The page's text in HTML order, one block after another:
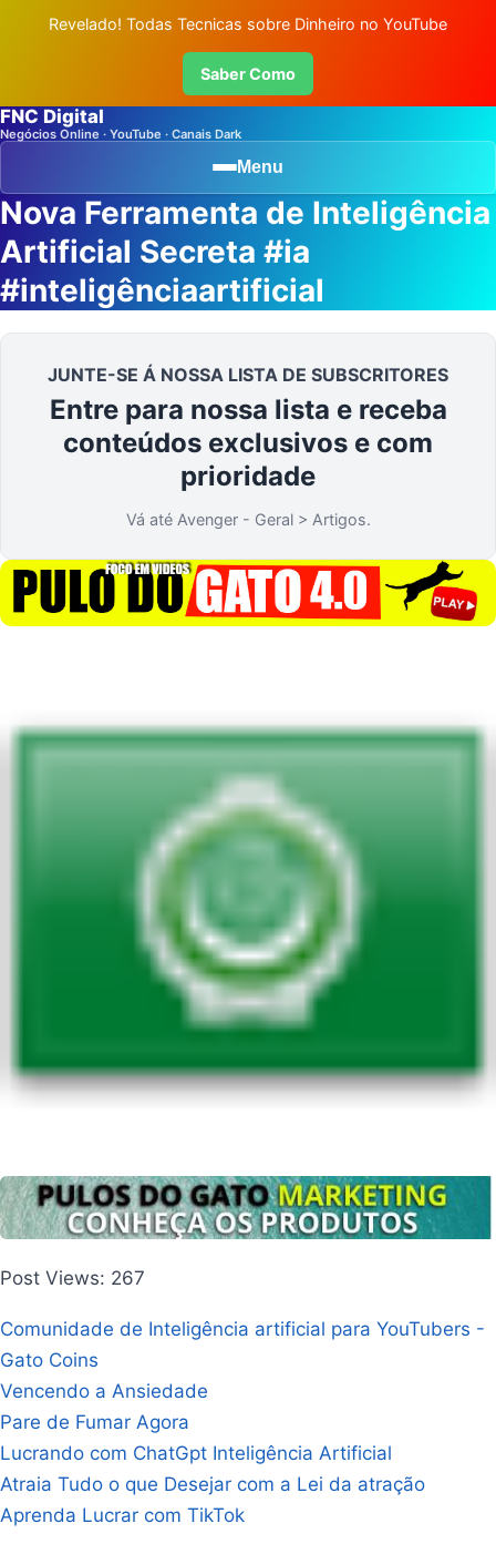
Revelado! Todas Tecnicas sobre Dinheiro no YouTube
Saber Como
FNC Digital
Negócios Online · YouTube · Canais Dark
Menu
Nova Ferramenta de Inteligência
Artificial Secreta #ia
#inteligênciaartificial
JUNTE-SE Á NOSSA LISTA DE SUBSCRITORES
Entre para nossa lista e receba
conteúdos exclusivos e com
prioridade
Vá até Avenger - Geral > Artigos.
Post Views: 267
Comunidade de Inteligência artificial para YouTubers -
Gato Coins
Vencendo a Ansiedade
Pare de Fumar Agora
Lucrando com ChatGpt Inteligência Artificial
Atraia Tudo o que Desejar com a Lei da atração
Aprenda Lucrar com TikTok